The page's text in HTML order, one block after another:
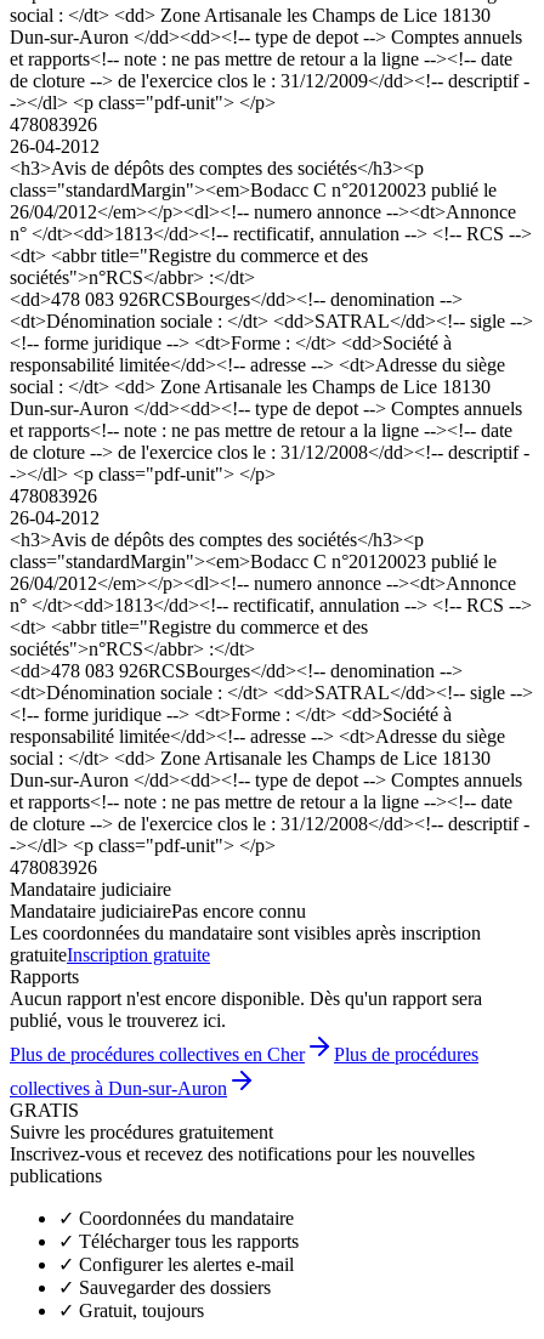
social : </dt> <dd> Zone Artisanale les Champs de Lice 18130
Dun-sur-Auron </dd><dd><!-- type de depot --> Comptes annuels
et rapports<!-- note : ne pas mettre de retour a la ligne --><!-- date
de cloture --> de l'exercice clos le : 31/12/2009</dd><!-- descriptif -
-></dl> <p class="pdf-unit"> </p>
478083926
26-04-2012
<h3>Avis de dépôts des comptes des sociétés</h3><p
class="standardMargin"><em>Bodacc C n°20120023 publié le
26/04/2012</em></p><dl><!-- numero annonce --><dt>Annonce
n° </dt><dd>1813</dd><!-- rectificatif, annulation --> <!-- RCS -->
<dt> <abbr title="Registre du commerce et des
sociétés">n°RCS</abbr> :</dt>
<dd>478 083 926RCSBourges</dd><!-- denomination -->
<dt>Dénomination sociale : </dt> <dd>SATRAL</dd><!-- sigle -->
<!-- forme juridique --> <dt>Forme : </dt> <dd>Société à
responsabilité limitée</dd><!-- adresse --> <dt>Adresse du siège
social : </dt> <dd> Zone Artisanale les Champs de Lice 18130
Dun-sur-Auron </dd><dd><!-- type de depot --> Comptes annuels
et rapports<!-- note : ne pas mettre de retour a la ligne --><!-- date
de cloture --> de l'exercice clos le : 31/12/2008</dd><!-- descriptif -
-></dl> <p class="pdf-unit"> </p>
478083926
26-04-2012
<h3>Avis de dépôts des comptes des sociétés</h3><p
class="standardMargin"><em>Bodacc C n°20120023 publié le
26/04/2012</em></p><dl><!-- numero annonce --><dt>Annonce
n° </dt><dd>1813</dd><!-- rectificatif, annulation --> <!-- RCS -->
<dt> <abbr title="Registre du commerce et des
sociétés">n°RCS</abbr> :</dt>
<dd>478 083 926RCSBourges</dd><!-- denomination -->
<dt>Dénomination sociale : </dt> <dd>SATRAL</dd><!-- sigle -->
<!-- forme juridique --> <dt>Forme : </dt> <dd>Société à
responsabilité limitée</dd><!-- adresse --> <dt>Adresse du siège
social : </dt> <dd> Zone Artisanale les Champs de Lice 18130
Dun-sur-Auron </dd><dd><!-- type de depot --> Comptes annuels
et rapports<!-- note : ne pas mettre de retour a la ligne --><!-- date
de cloture --> de l'exercice clos le : 31/12/2008</dd><!-- descriptif -
-></dl> <p class="pdf-unit"> </p>
478083926
Mandataire judiciaire
Mandataire judiciairePas encore connu
Les coordonnées du mandataire sont visibles après inscription
gratuiteInscription gratuite
Rapports
Aucun rapport n'est encore disponible. Dès qu'un rapport sera
publié, vous le trouverez ici.
Plus de procédures collectives en Cher
Plus de procédures
collectives à Dun-sur-Auron
GRATIS
Suivre les procédures gratuitement
Inscrivez-vous et recevez des notifications pour les nouvelles
publications
✓ Coordonnées du mandataire
✓ Télécharger tous les rapports
✓ Configurer les alertes e-mail
✓ Sauvegarder des dossiers
✓ Gratuit, toujours